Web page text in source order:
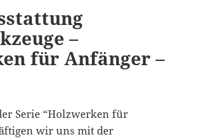
–
für Anfänger –
Serie “Holzwerken für
wir uns mit der